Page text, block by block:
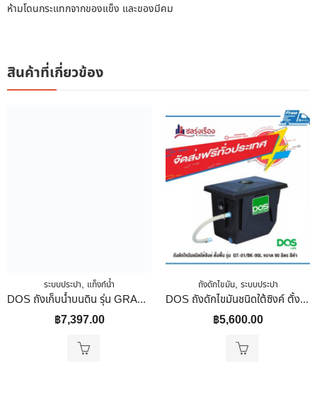
ห้ามโดนกระแทกจากของแข็ง และของมีคม
สินค้าที่เกี่ยวข้อง
ระบบประปา, แท็งก์น้ำ
DOS ถังเก็บน้ำบนดิน รุ่น GRANITO ขนาด 700 ลิตร สี Sandy Brown (SB)
฿7,397.00
ถังดักไขมัน, ระบบประปา
DOS ถังดักไขมันชนิดใต้ซิงค์ ตั้งพื้น รุ่น GT-01/BK-90L ขนาด 90 ลิตร สีดำ
฿5,600.00